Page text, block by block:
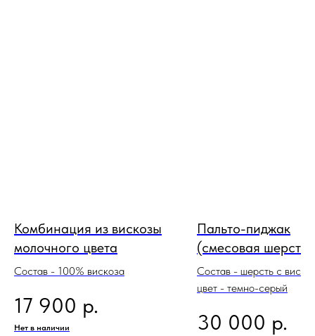
Комбинация из вискозы
молочного цвета
Состав - 100% вискоза
17 900 р.
Нет в наличии
Пальто-пиджак
(смесовая шерсть)
Состав - шерсть с
цвет - темно-серый
30 000 р.